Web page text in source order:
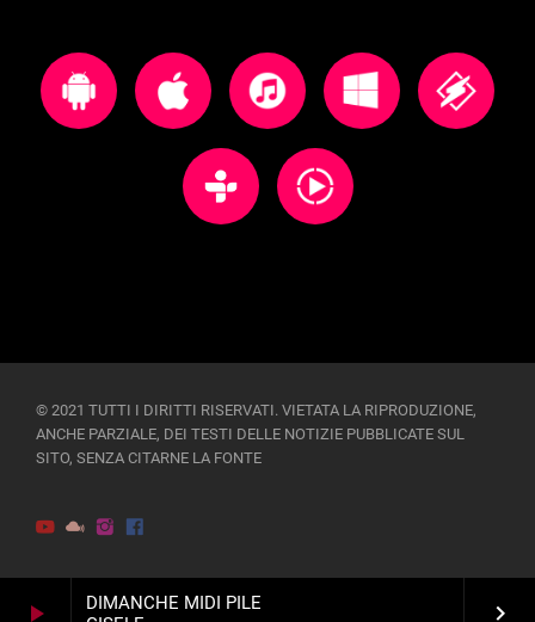
play_arrow
DIMANCHE MIDI PILE
keyboard_arrow_right
© 2021 TUTTI I DIRITTI RISERVATI. VIETATA LA RIPRODUZIONE,
ANCHE PARZIALE, DEI TESTI DELLE NOTIZIE PUBBLICATE SUL
SITO, SENZA CITARNE LA FONTE